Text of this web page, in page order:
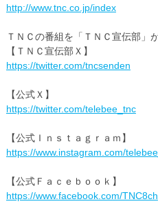
http://www.tnc.co.jp/index
ＴＮＣの番組を「ＴＮＣ宣伝部」
【ＴＮＣ宣伝部Ｘ】
https://twitter.com/tncsenden
【公式Ｘ】
https://twitter.com/telebee_tnc
【公式Ｉｎｓｔａｇｒａｍ】
https://www.instagram.com/
【公式Ｆａｃｅｂｏｏｋ】
https://www.facebook.com/TNC8ch